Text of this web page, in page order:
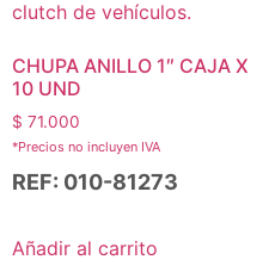
CHUPA ANILLO 1″ CAJA X
10 UND
$ 71.000
*Precios no incluyen IVA
REF: 010-81273
Añadir al carrito